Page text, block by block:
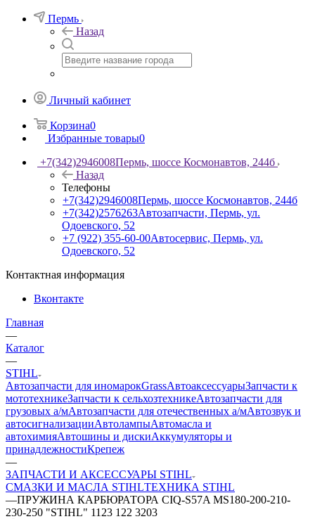
Пермь
Назад
Личный кабинет
Корзина0
Избранные товары0
+7(342)2946008Пермь, шоссе Космонавтов, 244б
Назад
Телефоны
+7(342)2946008Пермь, шоссе Космонавтов, 244б
+7(342)2576263Автозапчасти, Пермь, ул.
Одоевского, 52
+7 (922) 355-60-00Автосервис, Пермь, ул.
Одоевского, 52
Контактная информация
Вконтакте
Главная
—
Каталог
—
STIHL
Автозапчасти для иномарокGrassАвтоаксессуарыЗапчасти к
мототехникеЗапчасти к сельхозтехникеАвтозапчасти для
грузовых а/мАвтозапчасти для отечественных а/мАвтозвук и
автосигнализацииАвтолампыАвтомасла и
автохимияАвтошины и дискиАккумуляторы и
принадлежностиКрепеж
—
ЗАПЧАСТИ И АКСЕССУАРЫ STIHL
СМАЗКИ И МАСЛА STIHLТЕХНИКА STIHL
—ПРУЖИНА КАРБЮРАТОРА CIQ-S57A MS180-200-210-
230-250 "STIHL" 1123 122 3203